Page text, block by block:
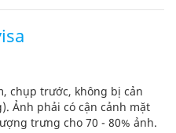
chụp trước, không bị cản
Ảnh phải có cận cảnh mặt
trưng cho 70 - 80% ảnh.